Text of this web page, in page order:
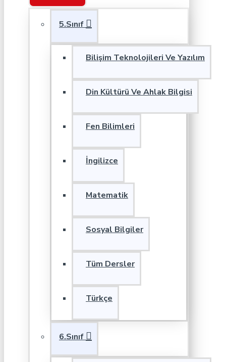
5.Sınıf
Bilişim Teknolojileri Ve Yazılım
Din Kültürü Ve Ahlak Bilgisi
Fen Bilimleri
İngilizce
Matematik
Sosyal Bilgiler
Tüm Dersler
Türkçe
6.Sınıf